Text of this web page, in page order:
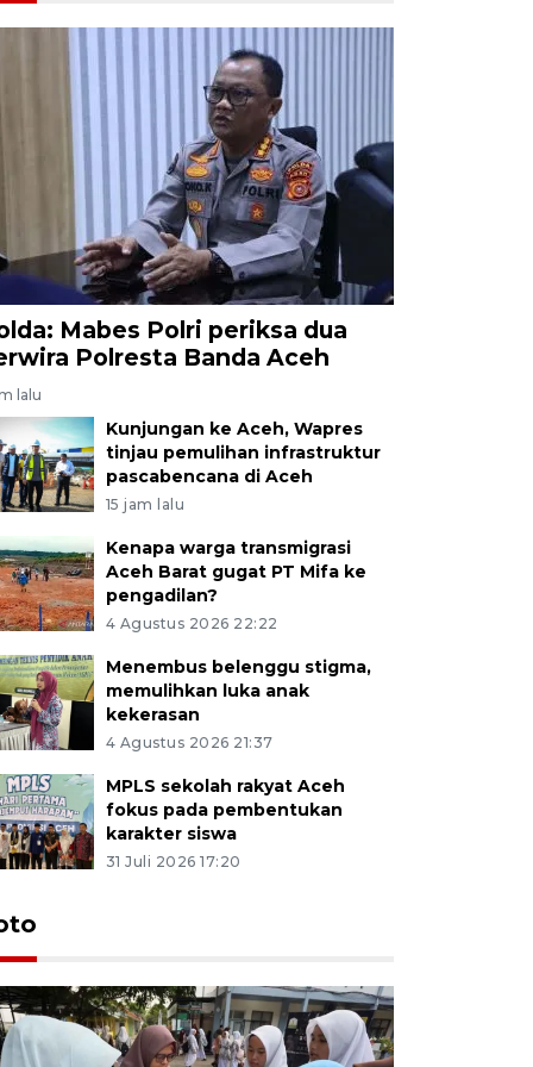
Mabes Polri periksa dua
Polresta Banda Aceh
lalu
Kunjungan ke Aceh, Wapres
tinjau pemulihan infrastruktur
pascabencana di Aceh
15 jam lalu
Kenapa warga transmigrasi
Aceh Barat gugat PT Mifa ke
pengadilan?
4 Agustus 2026 22:22
Menembus belenggu stigma,
memulihkan luka anak
kekerasan
4 Agustus 2026 21:37
MPLS sekolah rakyat Aceh
fokus pada pembentukan
karakter siswa
31 Juli 2026 17:20